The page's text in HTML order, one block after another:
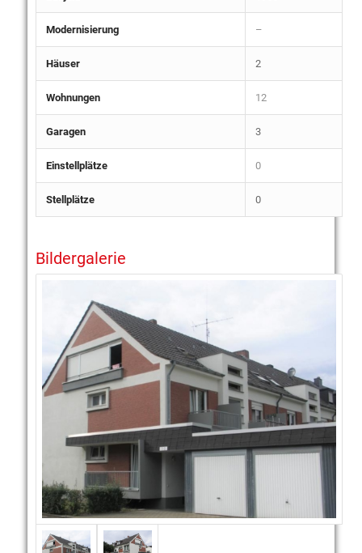
Modernisierung –
Häuser 2
Wohnungen 12
Garagen 3
Einstellplätze 0
Stellplätze 0
Bildergalerie